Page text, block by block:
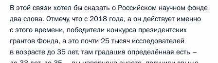
В этой связи хотел бы сказать о Российском научном фонде
два слова. Отмечу, что с 2018 года, а он действует именно
с этого времени, победители конкурса президентских
грантов Фонда, а это почти 25 тысяч исследователей
в возрасте до 35 лет, там градация определённая есть –